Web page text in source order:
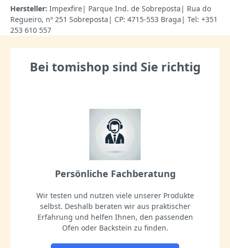
Hersteller: Impexfire| Parque Ind. de Sobreposta| Rua do
Regueiro, nº 251 Sobreposta| CP: 4715-553 Braga| Tel: +351
253 610 557
Bei tomishop sind Sie richtig
Persönliche Fachberatung
Wir testen und nutzen viele unserer Produkte
selbst. Deshalb beraten wir aus praktischer
Erfahrung und helfen Ihnen, den passenden
Ofen oder Backstein zu finden.